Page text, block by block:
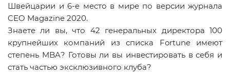
Швейцарии и 6-е место в мире по версии журнала
CEO Magazine 2020.
Знаете ли вы, что 42 генеральных директора 100
крупнейших компаний из списка Fortuneимеют
степень MBA? Готовы ли вы инвестировать в себя и
стать частью эксклюзивного клуба?